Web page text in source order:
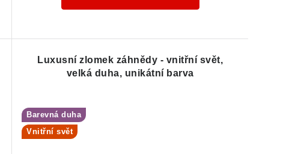
Luxusní zlomek záhnědy - vnitřní svět,
velká duha, unikátní barva
Barevná duha
Vnitřní svět